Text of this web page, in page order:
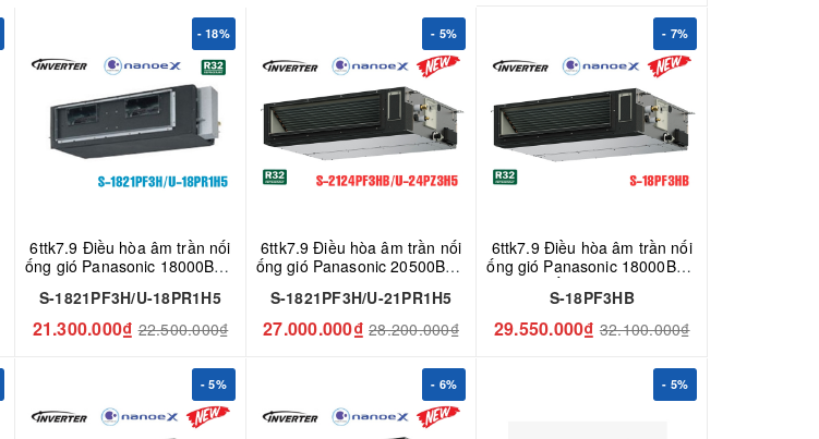
- 18%
6ttk7.9 Điều hòa âm trần nối
ống gió Panasonic 18000BTU
S-1821PF3H/U-18PR1H5
21.300.000₫ 22.500.000₫
- 5%
6ttk7.9 Điều hòa âm trần nối
ống gió Panasonic 20500BTU
S-1821PF3H/U-21PR1H5
27.000.000₫ 28.200.000₫
- 7%
6ttk7.9 Điều hòa âm trần nối
ống gió Panasonic 18000BTU
2 chiều S-18PF3HB
S-18PF3HB
29.550.000₫ 32.100.000₫
- 5% - 6% - 5%